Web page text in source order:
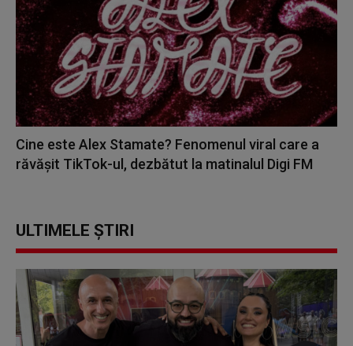
Cine este Alex Stamate? Fenomenul viral care a
răvășit TikTok-ul, dezbătut la matinalul Digi FM
ULTIMELE ȘTIRI